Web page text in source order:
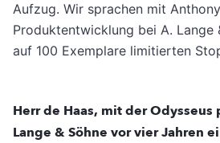
Aufzug. Wir sprachen mit
Produktentwicklung bei A. Lange
auf 100 Exemplare limitierten
Herr de Haas, mit der Odysseus
Lange & Söhne vor vier Jahren